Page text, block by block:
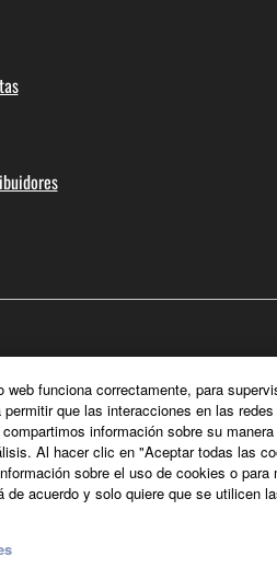
funciona correctamente, para
que las interacciones en las
información sobre su
Al hacer clic en "Aceptar todas las
sobre el uso de cookies o para
acuerdo y solo quiere que se utilicen